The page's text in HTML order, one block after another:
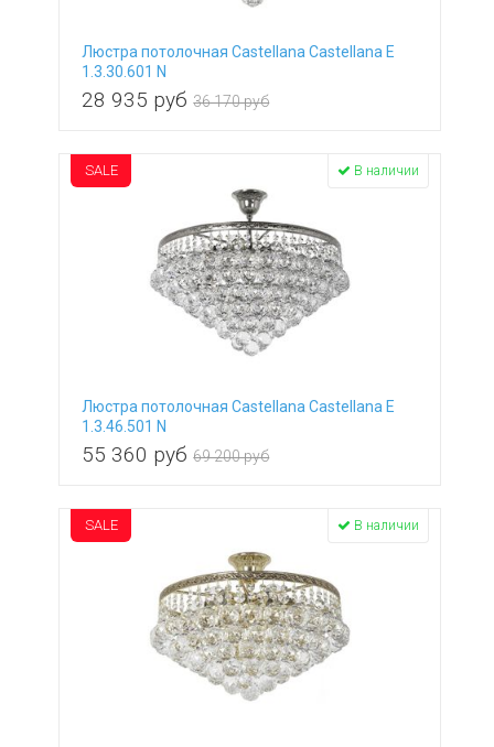
Люстра потолочная Castellana Castellana E
1.3.30.601 N
28 935 руб 36 170 руб
Люстра потолочная Castellana Castellana E
1.3.46.501 N
55 360 руб 69 200 руб
SALE В наличии
SALE В наличии